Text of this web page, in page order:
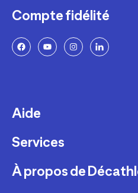
Compte fidélité
Aide
Livraison
Retours et échanges
Services
Programme de fidélité
À propos de